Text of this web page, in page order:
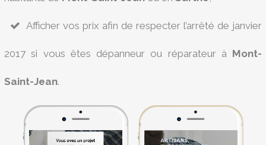
Afficher vos prix afin de respecter l’arrêté de janvier
2017 si vous êtes dépanneur ou réparateur à Mont-
Saint-Jean.